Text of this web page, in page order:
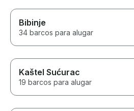
Bibinje
34 barcos para alugar
Kaštel Sućurac
19 barcos para alugar